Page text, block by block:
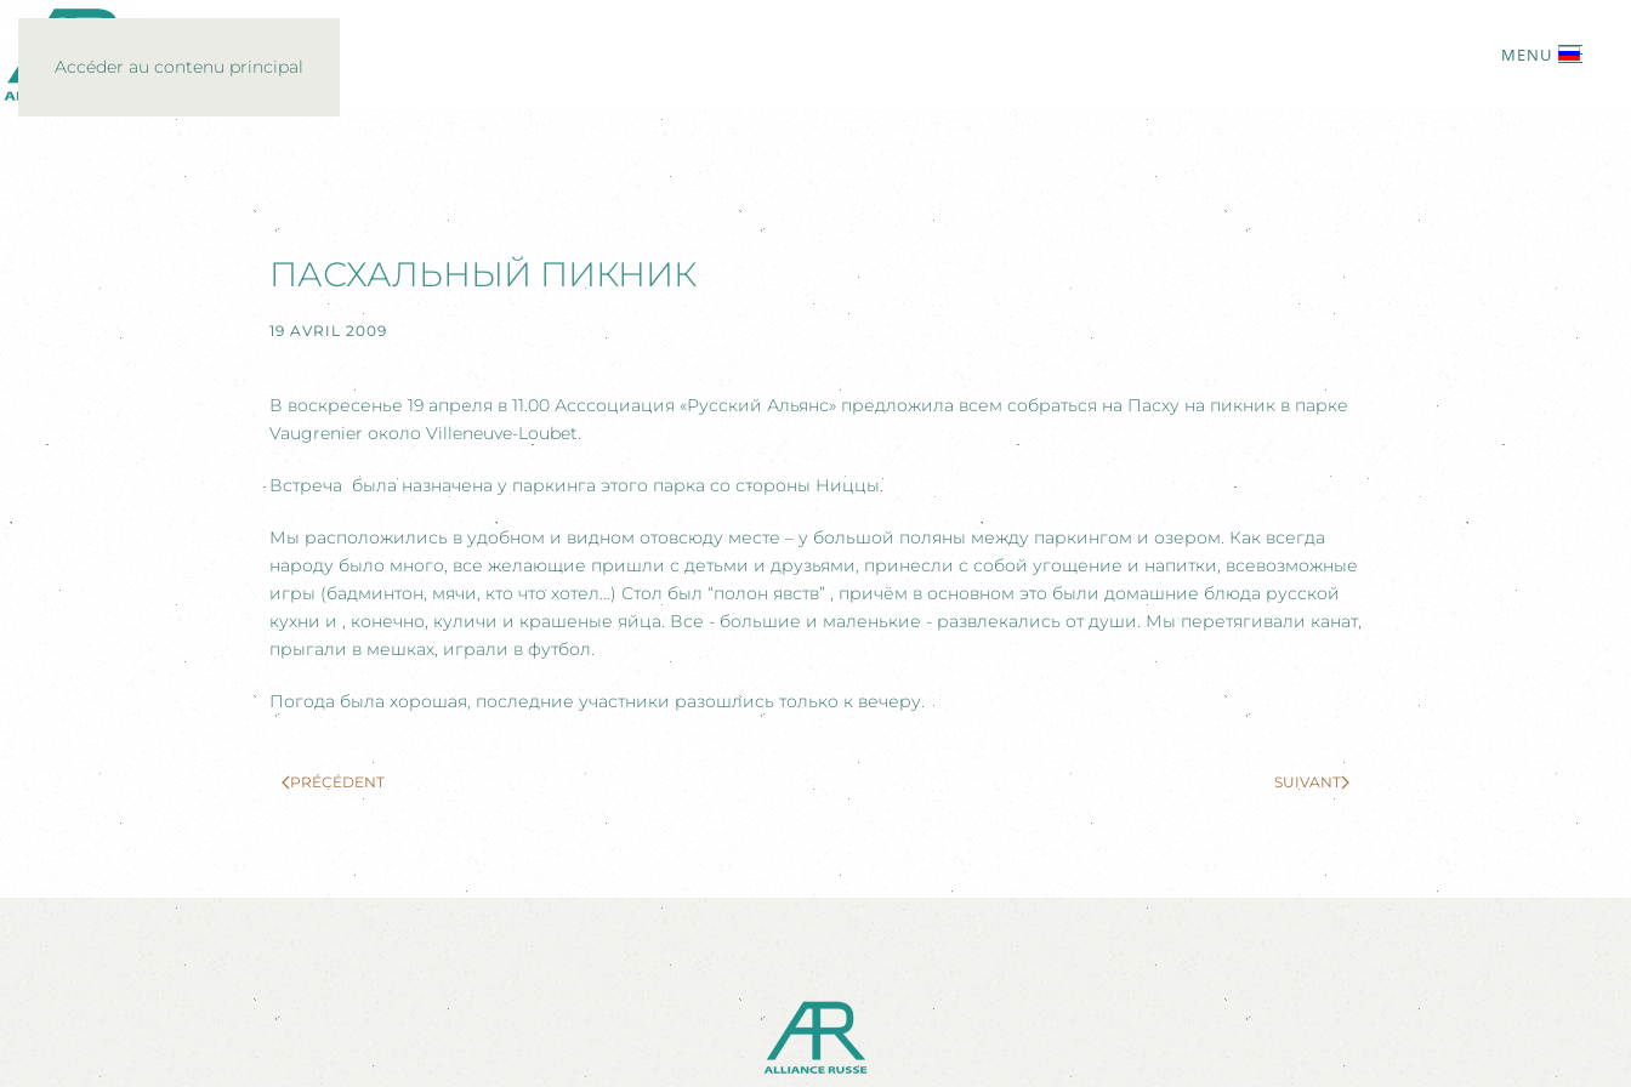
Accéder au contenu principal
MENU
ПАСХАЛЬНЫЙ ПИКНИК
19 AVRIL 2009
В воскресенье 19 апреля в 11.00 Асссоциация «Русский Альянс» предложила всем собраться на Пасху на пикник в парке
Vaugrenier около Villeneuve-Loubet.
Встреча была назначена у паркинга этого парка со стороны Ниццы.
Мы расположились в удобном и видном отовсюду месте – у большой поляны между паркингом и озером. Как всегда
народу было много, все желающие пришли с детьми и друзьями, принесли с собой угощение и напитки, всевозможные
игры (бадминтон, мячи, кто что хотел…) Стол был “полон явств” , причём в основном это были домашние блюда русской
кухни и , конечно, куличи и крашеные яйца. Все - большие и маленькие - развлекались от души. Мы перетягивали канат,
прыгали в мешках, играли в футбол.
Погода была хорошая, последние участники разошлись только к вечеру.
PRÉCÉDENT SUIVANT